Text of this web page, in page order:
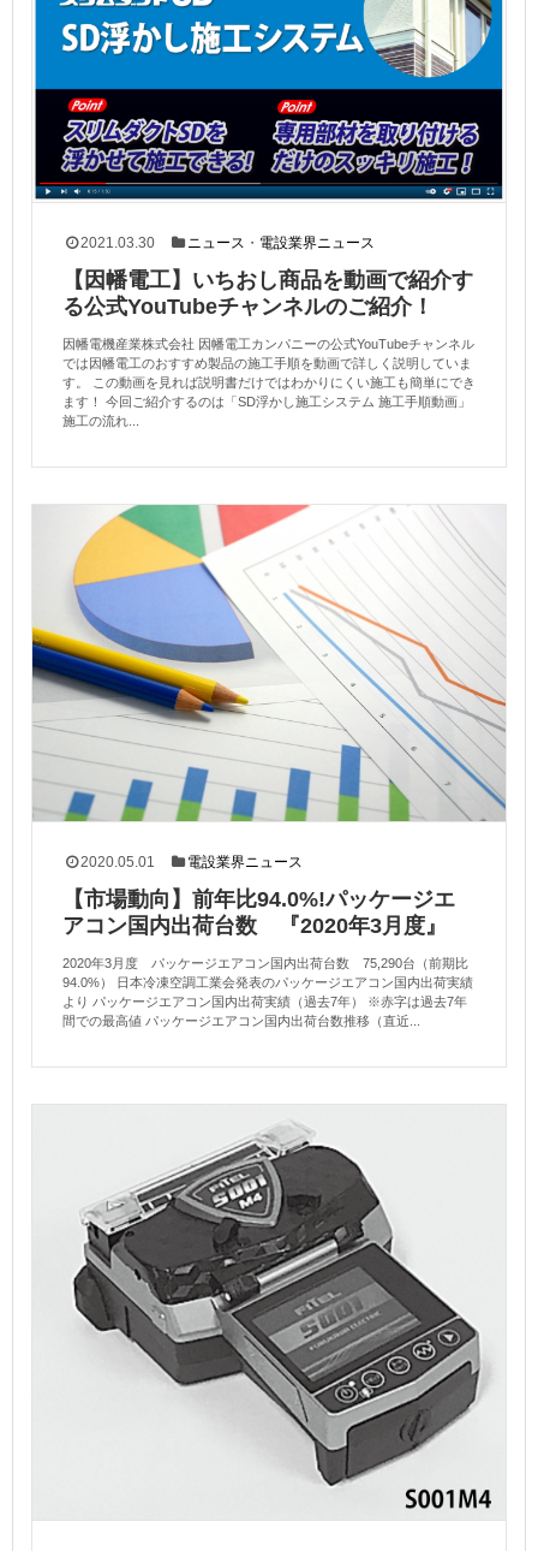
2021.03.30 ニュース ・ 電設業界ニュース
【因幡電工】いちおし商品を動画で紹介す
る公式YouTubeチャンネルのご紹介！
因幡電機産業株式会社 因幡電工カンパニーの公式YouTubeチャンネル
では因幡電工のおすすめ製品の施工手順を動画で詳しく説明していま
す。 この動画を見れば説明書だけではわかりにくい施工も簡単にでき
ます！ 今回ご紹介するのは「SD浮かし施工システム 施工手順動画」
施工の流れ...
2020.05.01 電設業界ニュース
【市場動向】前年比94.0%!パッケージエ
アコン国内出荷台数 『2020年3月度』
2020年3月度 パッケージエアコン国内出荷台数 75,290台（前期比
94.0%） 日本冷凍空調工業会発表のパッケージエアコン国内出荷実績
より パッケージエアコン国内出荷実績（過去7年） ※赤字は過去7年
間での最高値 パッケージエアコン国内出荷台数推移（直近...